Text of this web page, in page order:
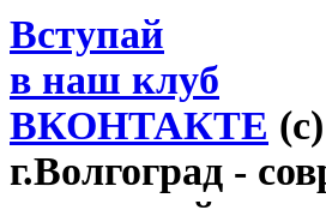
Вступай
в наш клуб
ВКОНТАКТЕ
г.Волгоград -